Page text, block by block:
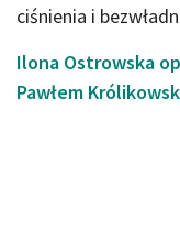
ciśnienia i
Ilona Ostrowska
Pawłem